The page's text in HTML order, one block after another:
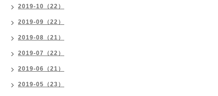
2019-10（22）
2019-09（22）
2019-08（21）
2019-07（22）
2019-06（21）
2019-05（23）